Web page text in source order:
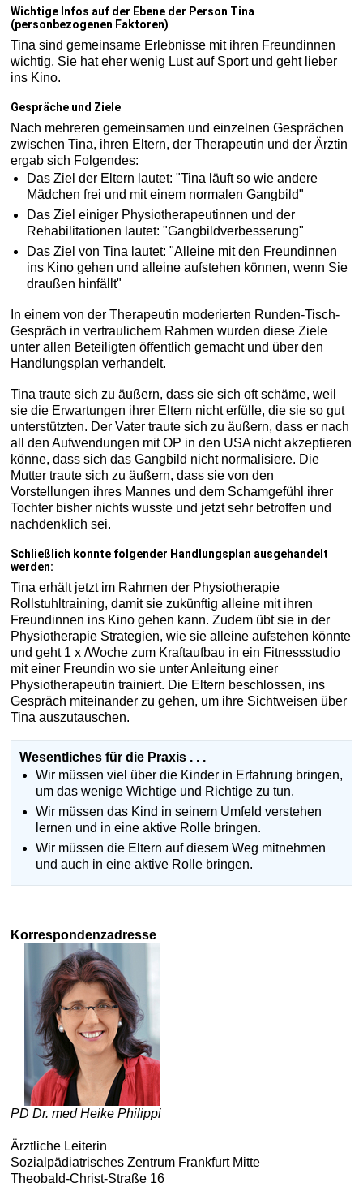
Wichtige Infos auf der Ebene der Person Tina
(personbezogenen Faktoren)
Tina sind gemeinsame Erlebnisse mit ihren Freundinnen
wichtig. Sie hat eher wenig Lust auf Sport und geht lieber
ins Kino.
Gespräche und Ziele
Nach mehreren gemeinsamen und einzelnen Gesprächen
zwischen Tina, ihren Eltern, der Therapeutin und der Ärztin
ergab sich Folgendes:
Das Ziel der Eltern lautet: "Tina läuft so wie andere
Mädchen frei und mit einem normalen Gangbild"
Das Ziel einiger Physiotherapeutinnen und der
Rehabilitationen lautet: "Gangbildverbesserung"
Das Ziel von Tina lautet: "Alleine mit den Freundinnen
ins Kino gehen und alleine aufstehen können, wenn Sie
draußen hinfällt"
In einem von der Therapeutin moderierten Runden-Tisch-
Gespräch in vertraulichem Rahmen wurden diese Ziele
unter allen Beteiligten öffentlich gemacht und über den
Handlungsplan verhandelt.
Tina traute sich zu äußern, dass sie sich oft schäme, weil
sie die Erwartungen ihrer Eltern nicht erfülle, die sie so gut
unterstützten. Der Vater traute sich zu äußern, dass er nach
all den Aufwendungen mit OP in den USA nicht akzeptieren
könne, dass sich das Gangbild nicht normalisiere. Die
Mutter traute sich zu äußern, dass sie von den
Vorstellungen ihres Mannes und dem Schamgefühl ihrer
Tochter bisher nichts wusste und jetzt sehr betroffen und
nachdenklich sei.
Schließlich konnte folgender Handlungsplan ausgehandelt
werden:
Tina erhält jetzt im Rahmen der Physiotherapie
Rollstuhltraining, damit sie zukünftig alleine mit ihren
Freundinnen ins Kino gehen kann. Zudem übt sie in der
Physiotherapie Strategien, wie sie alleine aufstehen könnte
und geht 1 x /Woche zum Kraftaufbau in ein Fitnessstudio
mit einer Freundin wo sie unter Anleitung einer
Physiotherapeutin trainiert. Die Eltern beschlossen, ins
Gespräch miteinander zu gehen, um ihre Sichtweisen über
Tina auszutauschen.
Wesentliches für die Praxis . . .
Wir müssen viel über die Kinder in Erfahrung bringen,
um das wenige Wichtige und Richtige zu tun.
Wir müssen das Kind in seinem Umfeld verstehen
lernen und in eine aktive Rolle bringen.
Wir müssen die Eltern auf diesem Weg mitnehmen
und auch in eine aktive Rolle bringen.
Korrespondenzadresse
PD Dr. med Heike Philippi
Ärztliche Leiterin
Sozialpädiatrisches Zentrum Frankfurt Mitte
Theobald-Christ-Straße 16